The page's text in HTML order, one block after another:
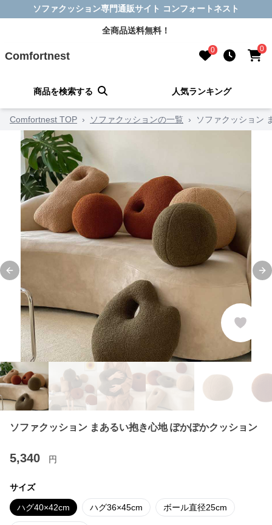
ソファクッション専門通販サイト コンフォートネスト
全商品送料無料！
Comfortnest 0 0
商品を検索する 人気ランキング
Comfortnest TOP › ソファクッションの一覧 › ソファクッション
Previous slide
ソファクッション まあるい抱き心地 ぽかぽかクッション
5,340 円
サイズ
ハグ40×42cm ハグ36×45cm ボール直径25cm